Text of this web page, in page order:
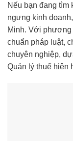
Nếu bạn đang tìm
ngưng kinh
Minh. Với phương
chuẩn pháp luật,
chuyên nghiệp,
Quản lý thuế hiện